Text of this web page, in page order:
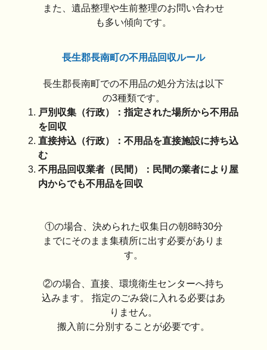
また、遺品整理や生前整理のお問い合わせ
も多い傾向です。
長生郡長南町の不用品回収ルール
長生郡長南町での不用品の処分方法は以下
の3種類です。
戸別収集（行政）：指定された場所から不用品
を回収
直接持込（行政）：不用品を直接施設に持ち込
む
不用品回収業者（民間）：民間の業者により屋
内からでも不用品を回収
①の場合、決められた収集日の朝8時30分
までにそのまま集積所に出す必要がありま
す。
②の場合、直接、環境衛生センターへ持ち
込みます。 指定のごみ袋に入れる必要はあ
りません。
搬入前に分別することが必要です。